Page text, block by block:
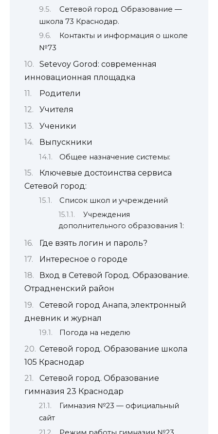
Сетевой город. Образование —
школа 73 Краснодар.
Контакты и информация о школе
№73
Setevoy Gorod: современная
инновационная площадка
Родители
Учителя
Ученики
Выпускники
Общее назначение системы:
Ключевые достоинства сервиса
Сетевой город:
Список школ и учреждений
Учреждения
дополнительного образования 1:
Где взять логин и пароль?
Интересное о городе
Вход в Сетевой Город. Образование.
Отрадненский район
Сетевой город Анапа, электронный
дневник и журнал
Погода на неделю
Сетевой город. Образование школа
105 Краснодар
Сетевой город. Образование
гимназия 23 Краснодар
Гимназия №23 — официальный
сайт